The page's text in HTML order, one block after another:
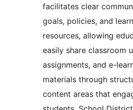
facilitates clear
goals, policies, and
resources, allowing
easily share classroom
assignments, and e-
materials through
content areas that